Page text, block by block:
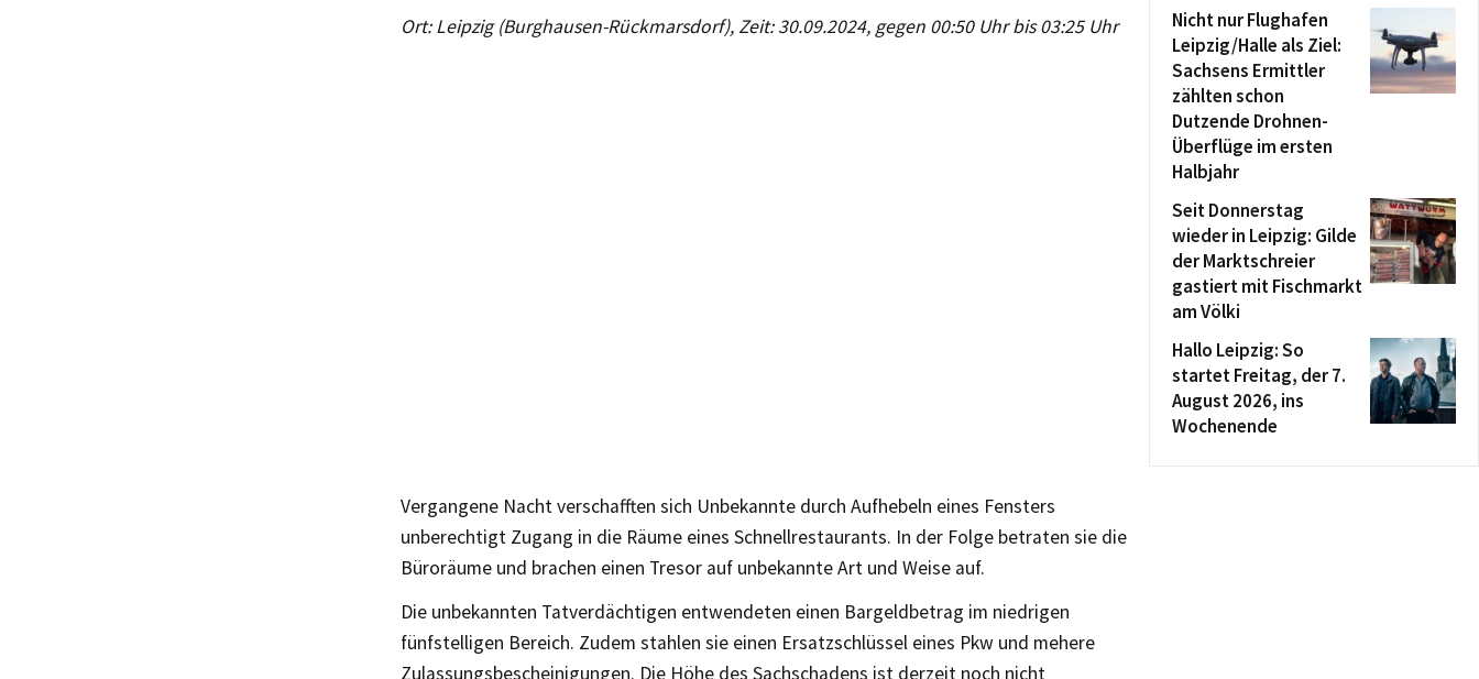
Ort: Leipzig (Burghausen-Rückmarsdorf), Zeit: 30.09.2024, gegen 00:50 Uhr bis 03:25 Uhr
Vergangene Nacht verschafften sich Unbekannte durch Aufhebeln eines Fensters
unberechtigt Zugang in die Räume eines Schnellrestaurants. In der Folge betraten sie die
Büroräume und brachen einen Tresor auf unbekannte Art und Weise auf.
Die unbekannten Tatverdächtigen entwendeten einen Bargeldbetrag im niedrigen
fünfstelligen Bereich. Zudem stahlen sie einen Ersatzschlüssel eines Pkw und mehere
Zulassungsbescheinigungen. Die Höhe des Sachschadens ist derzeit noch nicht
Nicht nur Flughafen
Leipzig/Halle als Ziel:
Sachsens Ermittler
zählten schon
Dutzende Drohnen-
Überflüge im ersten
Halbjahr
Seit Donnerstag
wieder in Leipzig: Gilde
der Marktschreier
gastiert mit Fischmarkt
am Völki
Hallo Leipzig: So
startet Freitag, der 7.
August 2026, ins
Wochenende